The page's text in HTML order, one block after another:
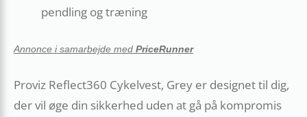
pendling og træning
Annonce i samarbejde med PriceRunner
Proviz Reflect360 Cykelvest, Grey er designet til dig,
der vil øge din sikkerhed uden at gå på kompromis